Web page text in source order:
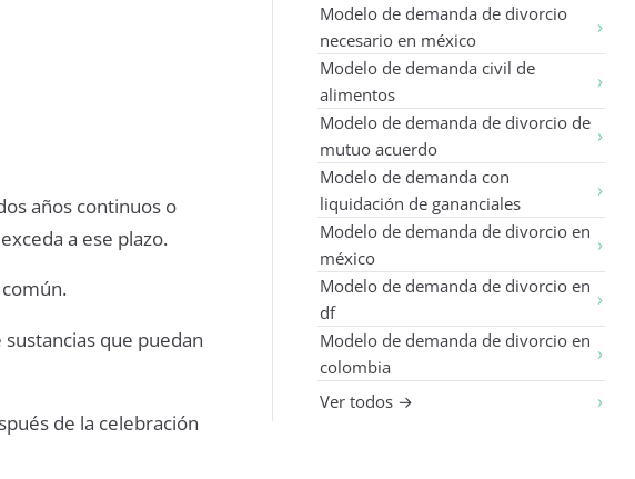
años continuos o
a ese plazo.
que puedan
de la celebración
Modelo de demanda de divorcio
necesario en méxico
Modelo de demanda civil de
alimentos
Modelo de demanda de divorcio de
mutuo acuerdo
Modelo de demanda con
liquidación de gananciales
Modelo de demanda de divorcio en
méxico
Modelo de demanda de divorcio en
df
Modelo de demanda de divorcio en
colombia
Ver todos →